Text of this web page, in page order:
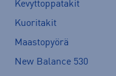
Kevyttoppatakit
Kuoritakit
Maastopyörä
New Balance 530